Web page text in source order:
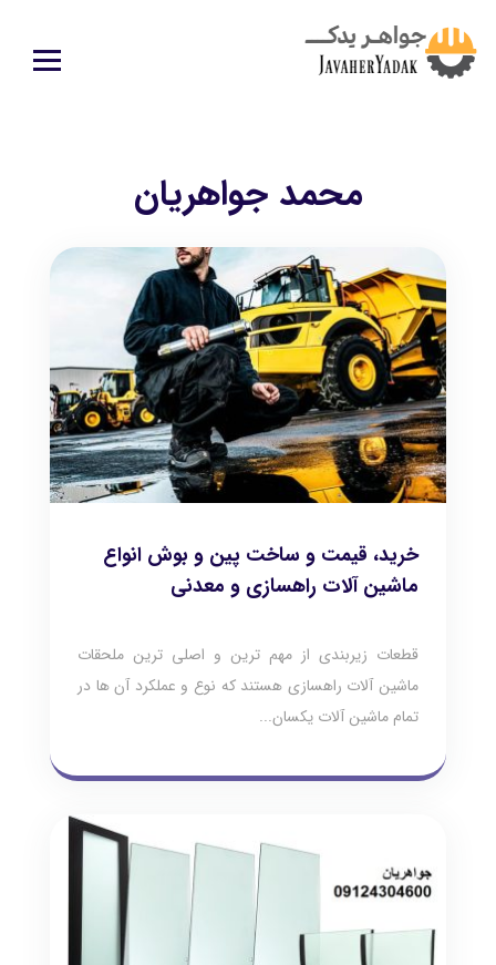
محمد جواهریان
خرید، قیمت و ساخت پین و بوش انواع
ماشین آلات راهسازی و معدنی
قطعات زیربندی از مهم ترین و اصلی ترین ملحقات
ماشین آلات راهسازی هستند که نوع و عملکرد آن ها در
تمام ماشین آلات یکسان...